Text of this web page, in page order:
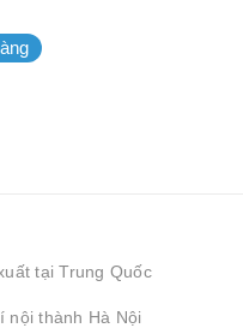
tại Trung Quốc
nội thành Hà Nội